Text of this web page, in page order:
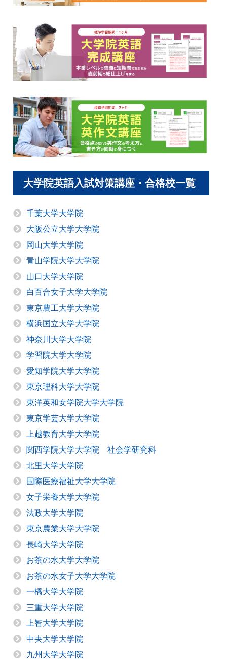
大学院英語入試対策講座・合格校一覧
千葉大学大学院
大阪公立大学大学院
岡山大学大学院
青山学院大学大学院
山口大学大学院
白百合女子大学大学院
東京農工大学大学院
横浜国立大学大学院
神奈川大学大学院
学習院大学大学院
愛知学院大学大学院
東京理科大学大学院
東洋英和女学院大学大学院
東京学芸大学大学院
上越教育大学大学院
関西学院大学大学院 社会学研究科
北里大学大学院
国際医療福祉大学大学院
女子栄養大学大学院
法政大学大学院
東京農業大学大学院
長崎大学大学院
お茶の水大学大学院
お茶の水女子大学大学院
一橋大学大学院
三重大学大学院
上智大学大学院
中央大学大学院
九州大学大学院